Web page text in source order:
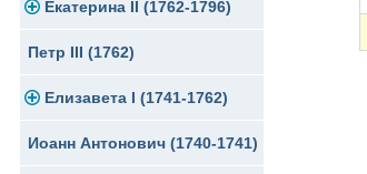
Золото
Серебро
Медь
Екатерина II (1762-1796)
Золото
Серебро
Медь
Петр III (1762)
Елизавета I (1741-1762)
Золото
Иоанн Антонович (1740-1741)